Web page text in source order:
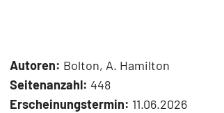
Autoren: Bolton, A. Hamilton
Seitenanzahl: 448
Erscheinungstermin: 11.06.2026